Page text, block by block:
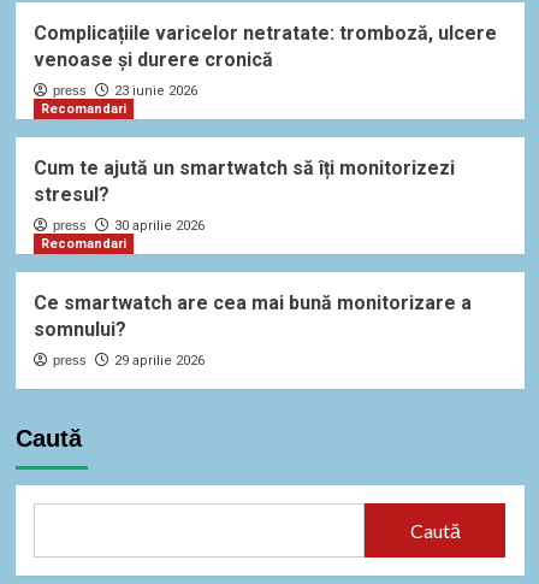
Complicațiile varicelor netratate: tromboză, ulcere
venoase și durere cronică
press
23 iunie 2026
Recomandari
Cum te ajută un smartwatch să îți monitorizezi
stresul?
press
30 aprilie 2026
Recomandari
Ce smartwatch are cea mai bună monitorizare a
somnului?
press 29 aprilie 2026
Caută
Caută